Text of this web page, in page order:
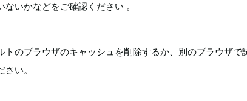
いかなどをご確認ください 。
のブラウザのキャッシュを削除するか、別のブラウザで
い。